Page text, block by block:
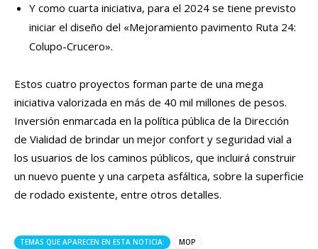
Y como cuarta iniciativa, para el 2024 se tiene previsto
iniciar el diseño del «Mejoramiento pavimento Ruta 24:
Colupo-Crucero».
Estos cuatro proyectos forman parte de una mega
iniciativa valorizada en más de 40 mil millones de pesos.
Inversión enmarcada en la política pública de la Dirección
de Vialidad de brindar un mejor confort y seguridad vial a
los usuarios de los caminos públicos, que incluirá construir
un nuevo puente y una carpeta asfáltica, sobre la superficie
de rodado existente, entre otros detalles.
TEMAS QUE APARECEN EN ESTA NOTICIA: MOP